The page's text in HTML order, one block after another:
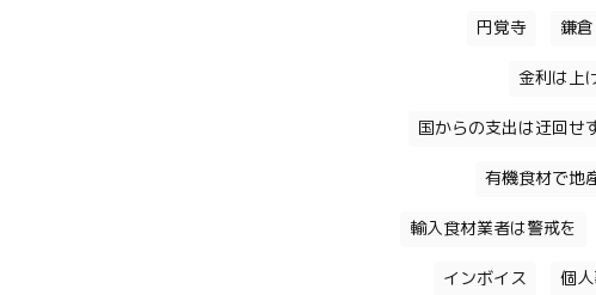
円覚寺 鎌倉
金利は上
国からの支出は迂回せ
有機食材で地
輸入食材業者は警戒を
インボイス 個